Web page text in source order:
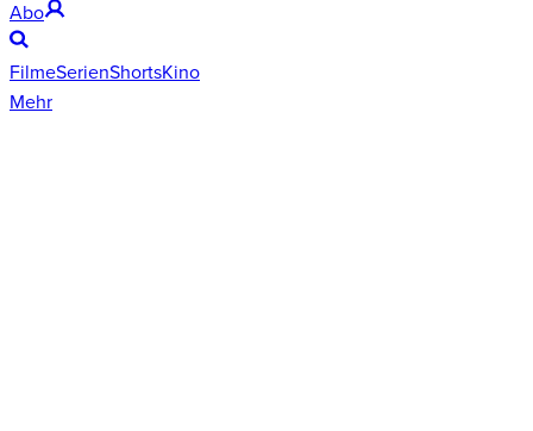
Abo
FilmeSerienShortsKino
Mehr